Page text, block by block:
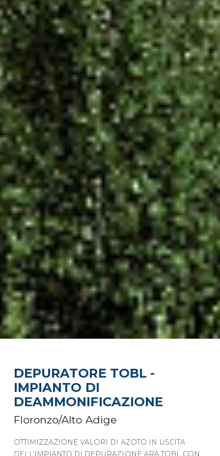
DEPURATORE TOBL -
IMPIANTO DI
DEAMMONIFICAZIONE
Floronzo/Alto Adige
OTTIMIZZAZIONE VALORI DI AZOTO IN USCITA
DELL’IMPIANTO DI DEPURAZIONE ARA TOBL CON